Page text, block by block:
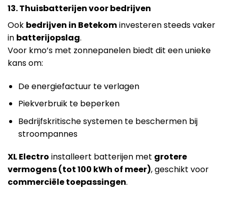
13. Thuisbatterijen voor bedrijven
Ook bedrijven in Betekominvesteren steeds vaker
in batterijopslag.
Voor kmo’s met zonnepanelen biedt dit een unieke
kans om:
De energiefactuur te verlagen
Piekverbruik te beperken
Bedrijfskritische systemen te beschermen bij
stroompannes
XL Electro installeert batterijen met grotere
vermogens (tot 100 kWh of meer), geschikt voor
commerciële toepassingen.